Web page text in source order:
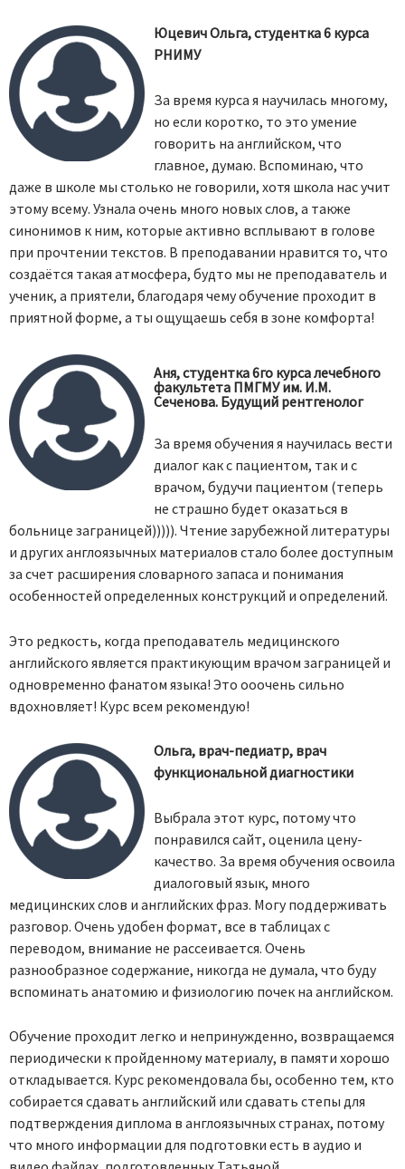
Юцевич Ольга, студентка 6 курса
РНИМУ
За время курса я научилась многому,
но если коротко, то это умение
говорить на английском, что
главное, думаю. Вспоминаю, что
даже в школе мы столько не говорили, хотя школа нас учит
этому всему. Узнала очень много новых слов, а также
синонимов к ним, которые активно всплывают в голове
при прочтении текстов. В преподавании нравится то, что
создаётся такая атмосфера, будто мы не преподаватель и
ученик, а приятели, благодаря чему обучение проходит в
приятной форме, а ты ощущаешь себя в зоне комфорта!
Аня, студентка 6го курса лечебного
факультета ПМГМУ им. И.М.
Сеченова. Будущий рентгенолог
За время обучения я научилась вести
диалог как с пациентом, так и с
врачом, будучи пациентом (теперь
не страшно будет оказаться в
больнице заграницей))))). Чтение зарубежной литературы
и других англоязычных материалов стало более доступным
за счет расширения словарного запаса и понимания
особенностей определенных конструкций и определений.
Это редкость, когда преподаватель медицинского
английского является практикующим врачом заграницей и
одновременно фанатом языка! Это ооочень сильно
вдохновляет! Курс всем рекомендую!
Ольга, врач-педиатр, врач
функциональной диагностики
Выбрала этот курс, потому что
понравился сайт, оценила цену-
качество. За время обучения освоила
диалоговый язык, много
медицинских слов и английских фраз. Могу поддерживать
разговор. Очень удобен формат, все в таблицах с
переводом, внимание не рассеивается. Очень
разнообразное содержание, никогда не думала, что буду
вспоминать анатомию и физиологию почек на английском.
Обучение проходит легко и непринужденно, возвращаемся
периодически к пройденному материалу, в памяти хорошо
откладывается. Курс рекомендовала бы, особенно тем, кто
собирается сдавать английский или сдавать степы для
подтверждения диплома в англоязычных странах, потому
что много информации для подготовки есть в аудио и